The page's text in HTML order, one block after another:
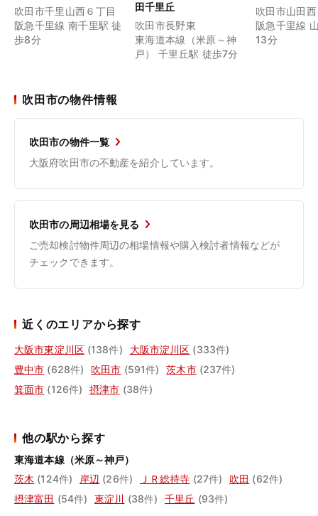
吹田市千里山西６丁目
阪急千里線 南千里駅 徒
歩8分
田千里丘
吹田市長野東
東海道本線（米原～神
戸） 千里丘駅 徒歩7分
吹田市山田
阪急千里線
13分
吹田市の物件情報
吹田市の物件一覧
大阪府吹田市の不動産を紹介しています。
吹田市の周辺相場を見る
ご売却検討物件周辺の相場情報や購入検討者情報などが
チェックできます。
近くのエリアから探す
大阪市東淀川区 (138件) 大阪市淀川区 (333件)
豊中市 (628件) 吹田市 (591件) 茨木市 (237件)
箕面市 (126件) 摂津市 (38件)
他の駅から探す
東海道本線（米原～神戸）
茨木 (124件) 岸辺 (26件) ＪＲ総持寺 (27件) 吹田 (62件)
摂津富田 (54件) 東淀川 (38件) 千里丘 (93件)